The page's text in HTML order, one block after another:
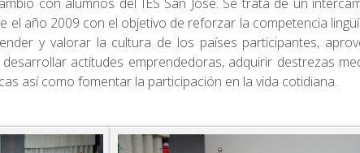
el año 2009 con el objetivo de reforzar la competencia
y valorar la cultura de los países participantes,
actitudes emprendedoras, adquirir destrezas
así como fomentar la participación en la vida cotidiana.